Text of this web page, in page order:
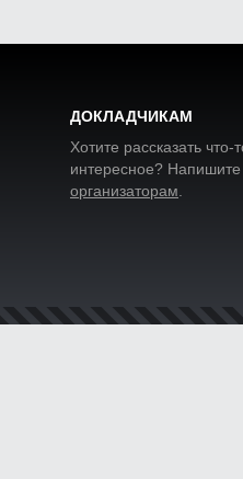
ДОКЛАДЧИКАМ
Хотите рассказать что-
интересное?
организаторам